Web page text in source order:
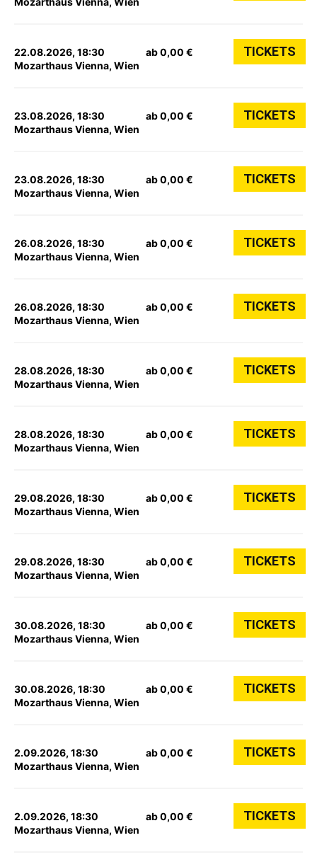
22.08.2026, 18:30
Mozarthaus Vienna, Wien
ab 0,00 € TICKETS
23.08.2026, 18:30
Mozarthaus Vienna, Wien
ab 0,00 € TICKETS
23.08.2026, 18:30
Mozarthaus Vienna, Wien
ab 0,00 € TICKETS
26.08.2026, 18:30
Mozarthaus Vienna, Wien
ab 0,00 € TICKETS
26.08.2026, 18:30
Mozarthaus Vienna, Wien
ab 0,00 € TICKETS
28.08.2026, 18:30
Mozarthaus Vienna, Wien
ab 0,00 € TICKETS
28.08.2026, 18:30
Mozarthaus Vienna, Wien
ab 0,00 € TICKETS
29.08.2026, 18:30
Mozarthaus Vienna, Wien
ab 0,00 € TICKETS
29.08.2026, 18:30
Mozarthaus Vienna, Wien
ab 0,00 € TICKETS
30.08.2026, 18:30
Mozarthaus Vienna, Wien
ab 0,00 € TICKETS
30.08.2026, 18:30
Mozarthaus Vienna, Wien
ab 0,00 € TICKETS
2.09.2026, 18:30
Mozarthaus Vienna, Wien
ab 0,00 € TICKETS
2.09.2026, 18:30
Mozarthaus Vienna, Wien
ab 0,00 € TICKETS